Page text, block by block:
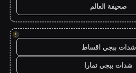
صحيفة العالم
!
شدات ببجي اقساط
شدات ببجي تمارا